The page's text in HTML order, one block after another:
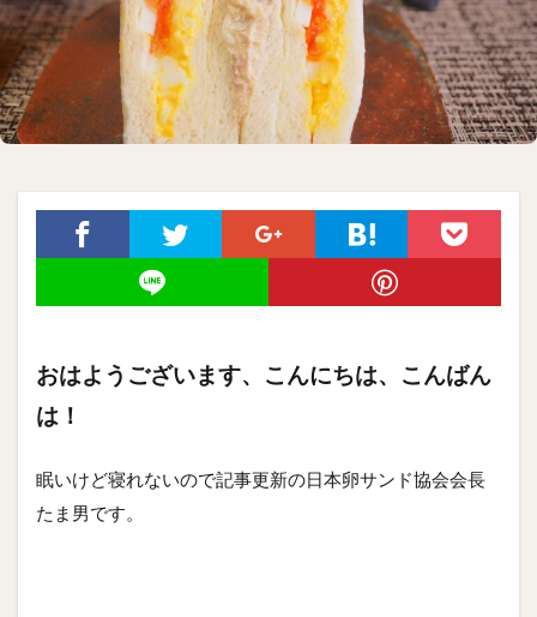
おはようございます、こんにちは、こんばん
は！
眠いけど寝れないので記事更新の日本卵サンド協会会長
たま男です。